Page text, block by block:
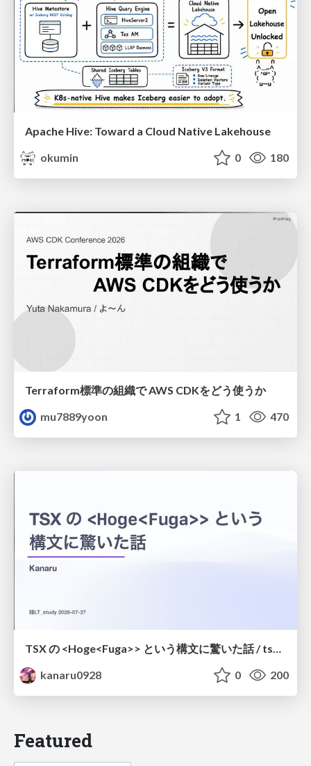
Apache Hive: Toward a Cloud Native Lakehouse
okumin
0 180
Terraform標準の組織で AWS CDKをどう使うか
mu7889yoon
1 470
TSX の <Hoge<Fuga>> という構文に驚いた話 / tsx-type-argument-syntax
kanaru0928
0 200
Featured